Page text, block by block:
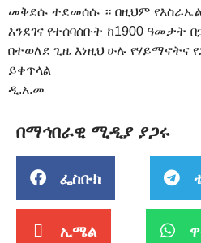
መቅደሱ ተደመሰሱ ። በዚህም
እንደገና የተሰባሰቡት ከ1900 ዓመታት
በተወለደ ጊዜ እነዚህ ሁሉ የሃይማኖትና
ይቀጥላል
ዲ.አ.መ
በማኅበራዊ ሚዲያ ያጋሩ
ፌስቡክ
ኢሜል